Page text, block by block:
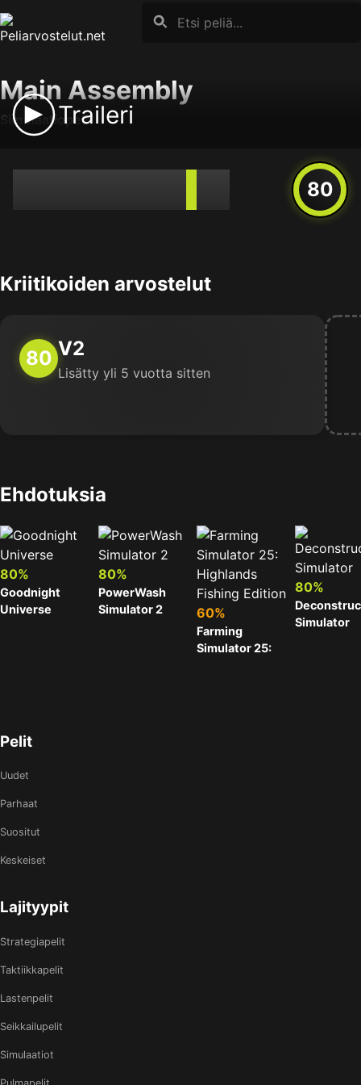
Skip
to
Main Assembly
SimulaatiopelitTraileri
80
Kriitikoiden arvostelut
V2
Lisätty yli 5 vuotta sitten
80
Ehdotuksia
80%
Goodnight
Universe
80%
PowerWash
Simulator 2
60%
Farming
Simulator 25:
80%
Simulator
Pelit
Uudet
Parhaat
Suositut
Keskeiset
Lajityypit
Strategiapelit
Taktiikkapelit
Lastenpelit
Seikkailupelit
Simulaatiot